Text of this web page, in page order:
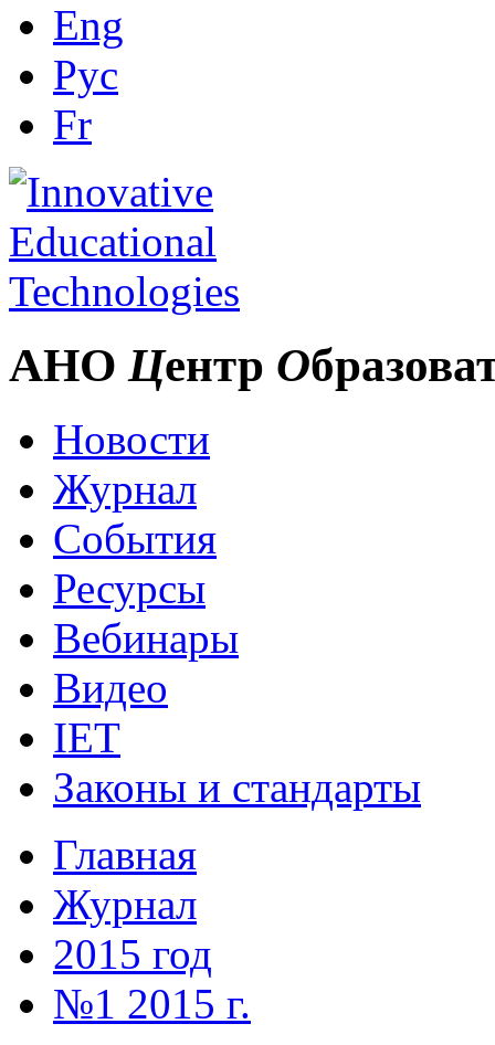
Eng
Рус
Fr
АНО Центр О
Новости
Журнал
События
Ресурсы
Вебинары
Видео
IET
Законы и стандарты
Главная
Журнал
2015 год
№1 2015 г.